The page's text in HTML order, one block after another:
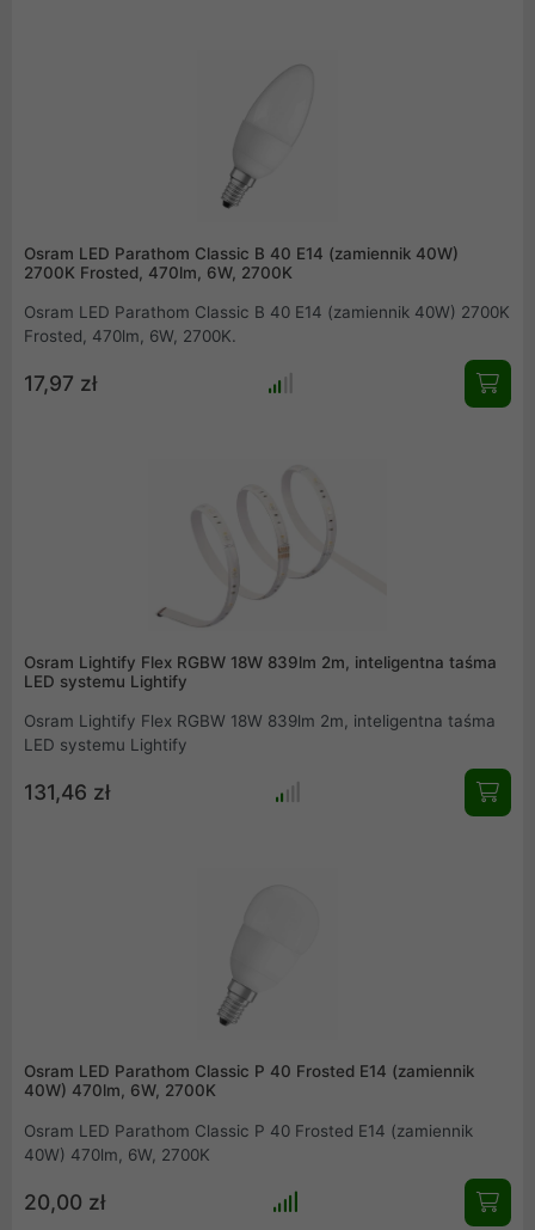
Osram LED Parathom Classic B 40 E14 (zamiennik 40W)
2700K Frosted, 470lm, 6W, 2700K
Osram LED Parathom Classic B 40 E14 (zamiennik 40W) 2700K
Frosted, 470lm, 6W, 2700K.
17,97 zł
Osram Lightify Flex RGBW 18W 839lm 2m, inteligentna taśma
LED systemu Lightify
Osram Lightify Flex RGBW 18W 839lm 2m, inteligentna taśma
LED systemu Lightify
131,46 zł
Osram LED Parathom Classic P 40 Frosted E14 (zamiennik
40W) 470lm, 6W, 2700K
Osram LED Parathom Classic P 40 Frosted E14 (zamiennik
40W) 470lm, 6W, 2700K
20,00 zł